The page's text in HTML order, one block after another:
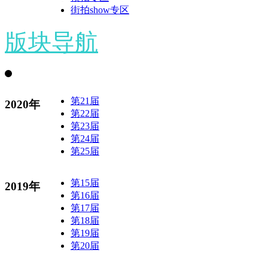
街拍show专区
版块导航
2020年
第21届
第22届
第23届
第24届
第25届
2019年
第15届
第16届
第17届
第18届
第19届
第20届